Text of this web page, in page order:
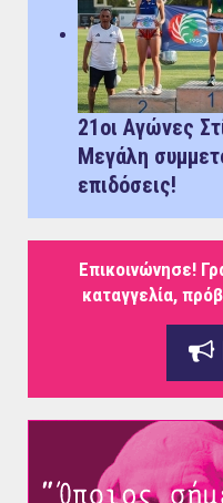
21οι Αγώνες
Μεγάλη
επιδόσεις!
Επικοινώνησε!
καταγγελία,